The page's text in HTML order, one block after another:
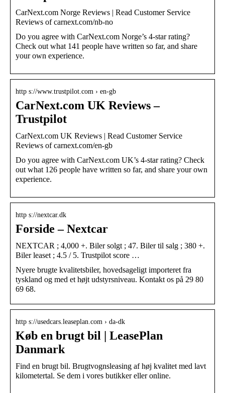
CarNext.com Norge Reviews | Read Customer Service
Reviews of carnext.com/nb-no
Do you agree with CarNext.com Norge’s 4-star rating?
Check out what 141 people have written so far, and share
your own experience.
http s://www.trustpilot.com › en-gb
CarNext.com UK Reviews –
Trustpilot
CarNext.com UK Reviews | Read Customer Service
Reviews of carnext.com/en-gb
Do you agree with CarNext.com UK’s 4-star rating? Check
out what 126 people have written so far, and share your own
experience.
http s://nextcar.dk
Forside – Nextcar
NEXTCAR ; 4,000 +. Biler solgt ; 47. Biler til salg ; 380 +.
Biler leaset ; 4.5 / 5. Trustpilot score …
Nyere brugte kvalitetsbiler, hovedsageligt importeret fra
tyskland og med et højt udstyrsniveau. Kontakt os på 29 80
69 68.
http s://usedcars.leaseplan.com › da-dk
Køb en brugt bil | LeasePlan
Danmark
Find en brugt bil. Brugtvognsleasing af høj kvalitet med lavt
kilometertal. Se dem i vores butikker eller online.